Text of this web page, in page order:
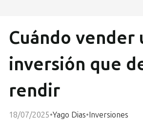
Cuándo vender
inversión que
rendir
18/07/2025•Yago Dias•Inversiones